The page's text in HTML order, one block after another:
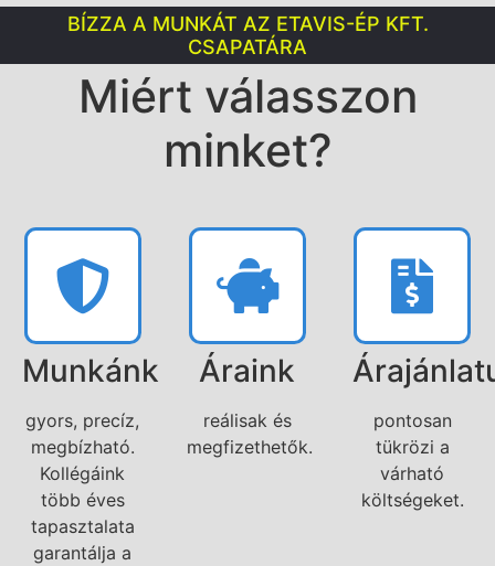
BÍZZA A MUNKÁT AZ ETAVIS-ÉP KFT.
CSAPATÁRA
Miért válasszon
minket?
Munkánk
gyors, precíz,
megbízható.
Kollégáink
több éves
tapasztalata
garantálja a
Áraink
reálisak és
megfizethetők.
pontosan
tükrözi a
várható
költségeket.